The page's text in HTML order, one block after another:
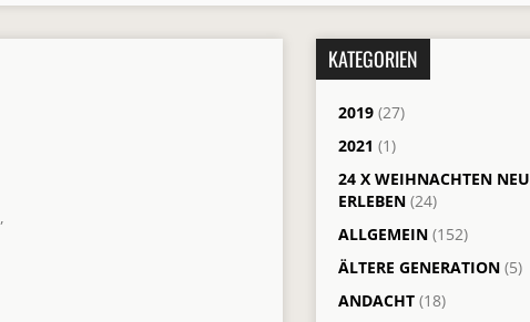
,
KATEGORIEN
2019 (27)
2021 (1)
24 X WEIHNACHTEN NEU
ERLEBEN (24)
ALLGEMEIN (152)
ÄLTERE GENERATION (5)
ANDACHT (18)